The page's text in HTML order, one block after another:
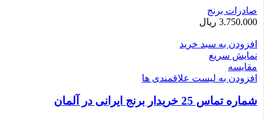
صادرات برنج
3.750.000 ریال
افزودن به سبد خرید
نمایش سریع
مقایسه
افزودن به لیست علاقمندی ها
شماره تماس 25 خریدار برنج ایرانی در آلمان